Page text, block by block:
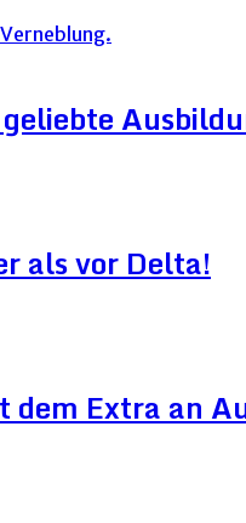
als vor Delta!
dem Extra an